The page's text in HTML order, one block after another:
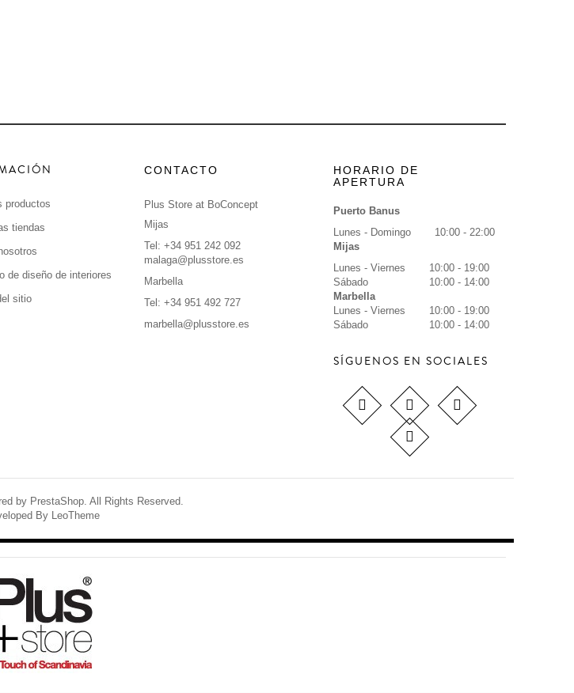
productos
tiendas
de diseño de interiores
sitio
CONTACTO
Plus Store at BoConcept
Mijas
Tel: +34 951 242 092
malaga@plusstore.es
Marbella
Tel: +34 951 492 727
marbella@plusstore.es
HORARIO DE
APERTURA
Puerto Banus
Lunes - Domingo
10:00 - 22:00
Mijas
Lunes - Viernes
10:00 - 19:00
Sábado
10:00 - 14:00
Marbella
Lunes - Viernes
10:00 - 19:00
Sábado
10:00 - 14:00
SÍGUENOS EN SOCIALES
by PrestaShop. All Rights Reserved.
By
LeoTheme